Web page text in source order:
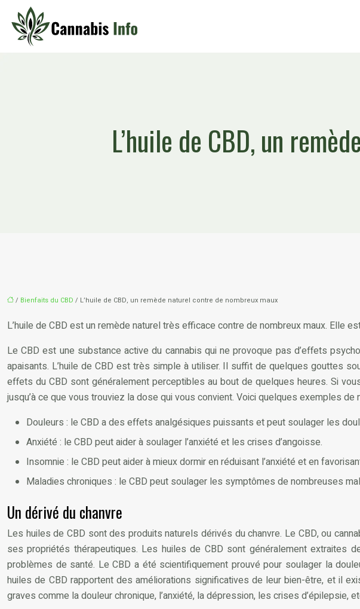
L’huile de CBD, un
/ Bienfaits du CBD / L’huile de CBD, un remède naturel contre de nombreux maux
L’huile de CBD est un remède naturel très efficace contre de nombreux maux. Elle
Le CBD est une substance active du cannabis qui ne provoque pas d’effets
apaisants. L’huile de CBD est très simple à utiliser. Il suffit de quelques gouttes
effets du CBD sont généralement perceptibles au bout de quelques heures. Si
jusqu’à ce que vous trouviez la dose qui vous convient. Voici quelques exemples
Douleurs : le CBD a des effets analgésiques puissants et peut soulager les
Anxiété : le CBD peut aider à soulager l’anxiété et les crises d’angoisse.
Insomnie : le CBD peut aider à mieux dormir en réduisant l’anxiété et en
Maladies chroniques : le CBD peut soulager les symptômes de nombreuses
Un dérivé du chanvre
Les huiles de CBD sont des produits naturels dérivés du chanvre. Le CBD, ou
ses propriétés thérapeutiques. Les huiles de CBD sont généralement
problèmes de santé. Le CBD a été scientifiquement prouvé pour soulager la
huiles de CBD rapportent des améliorations significatives de leur bien-être, et il
graves comme la douleur chronique, l’anxiété, la dépression, les crises d’épilepsie,